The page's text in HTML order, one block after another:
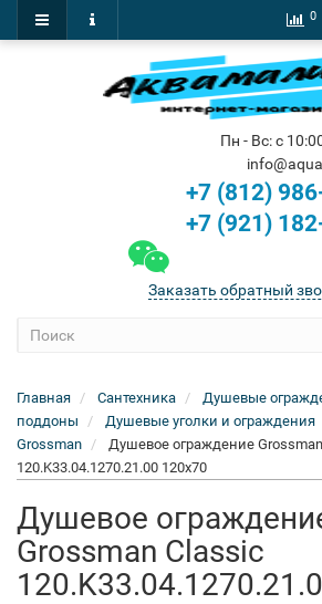
0
Пн - Вс: с
+7 (812)
+7 (921)
Заказать обратный
Главная Сантехника
Душевые
поддоны
Душевые уголки и ограждения
Grossman
Душевое ограждение
120.K33.04.1270.21.00 120x70
Душевое
Grossman Classic